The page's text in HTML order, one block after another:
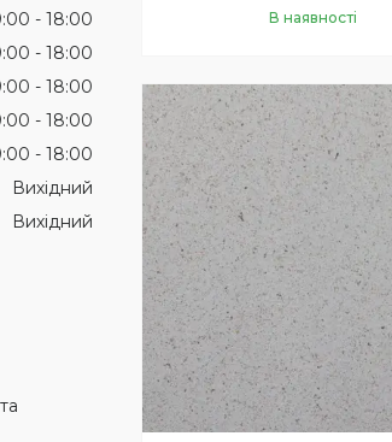
В наявності
Купити
18:00
18:00
18:00
18:00
18:00
Вихідний
Вихідний